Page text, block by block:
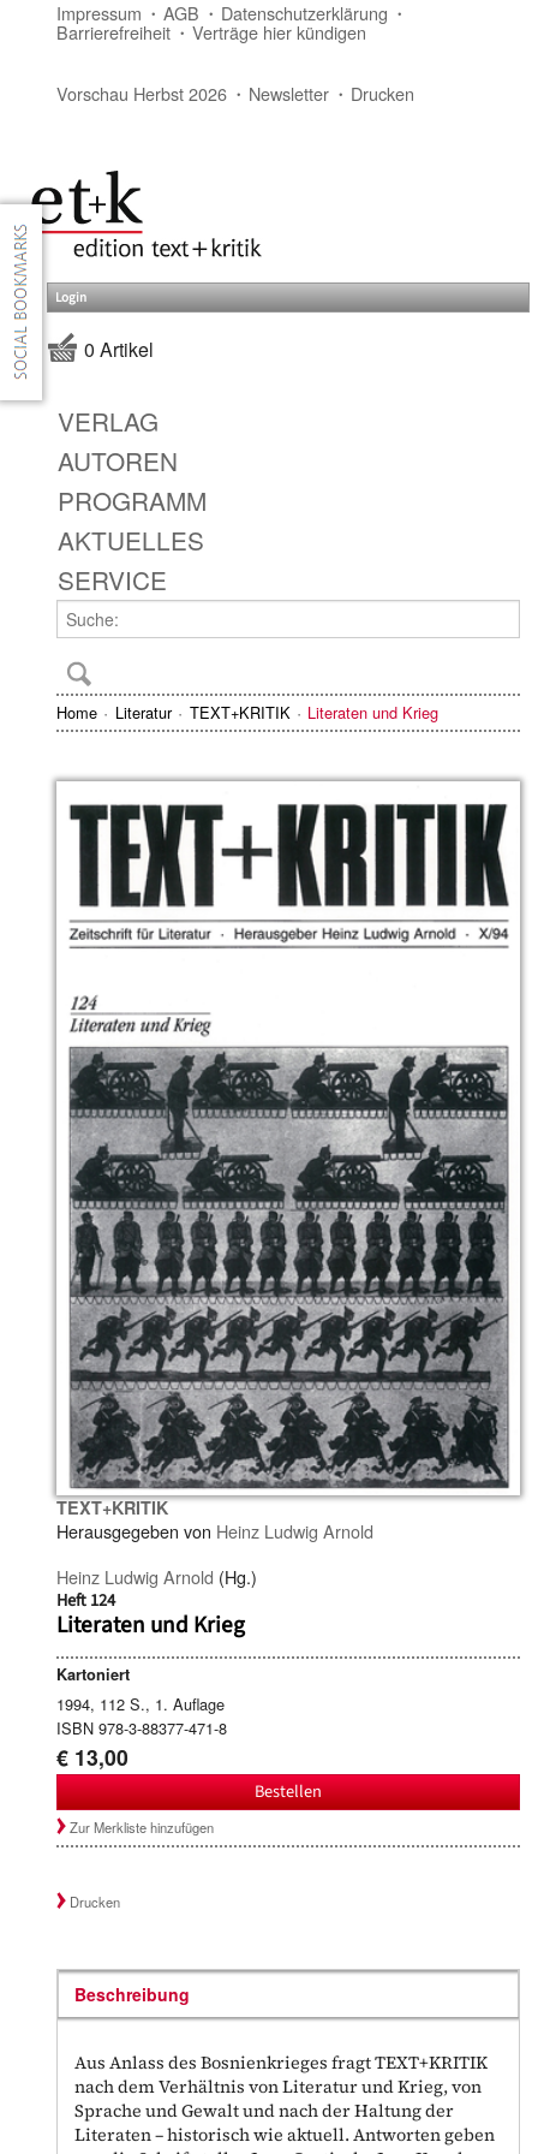
Impressum AGB Datenschutzerklärung
Barrierefreiheit Verträge hier kündigen
Vorschau Herbst 2026 Newsletter Drucken
Login
0 Artikel
VERLAG
AUTOREN
PROGRAMM
AKTUELLES
SERVICE
Home Literatur TEXT+KRITIK Literaten und Krieg
TEXT+KRITIK
Herausgegeben von Heinz Ludwig Arnold
Heinz Ludwig Arnold (Hg.)
Heft 124
Literaten und Krieg
Kartoniert
1994, 112 S., 1. Auflage
ISBN 978-3-88377-471-8
€ 13,00
Bestellen
Zur Merkliste hinzufügen
Drucken
Beschreibung
Aus Anlass des Bosnienkrieges fragt TEXT+KRITIK
nach dem Verhältnis von Literatur und Krieg, von
Sprache und Gewalt und nach der Haltung der
Literaten – historisch wie aktuell. Antworten geben